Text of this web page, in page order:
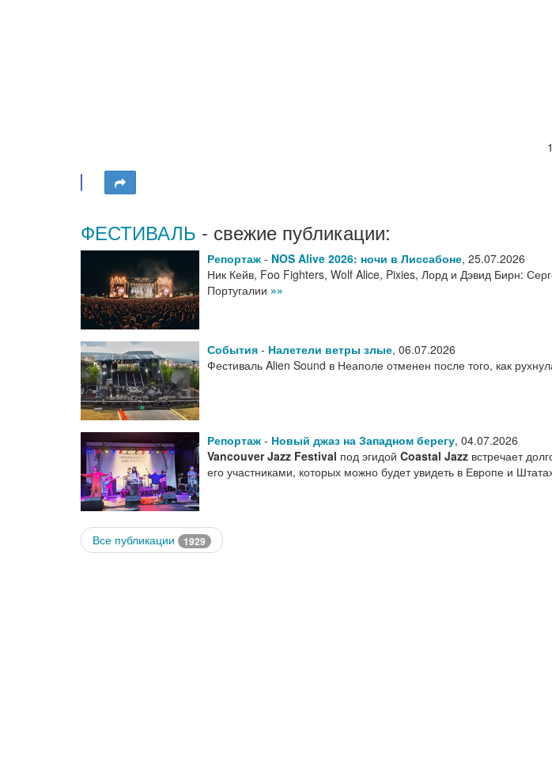
ФЕСТИВАЛЬ - свежие публикации:
Репортаж - NOS Alive 2026: ночи в Лиссабоне, 25.07.2026
Ник Кейв, Foo Fighters, Wolf Alice, Pixies, Лорд и Дэвид Бирн:
Португалии »»
События - Налетели ветры злые, 06.07.2026
Фестиваль Alien Sound в Неаполе отменен после того, как
Репортаж - Новый джаз на Западном берегу, 04.07.2026
Vancouver Jazz Festival под эгидой Coastal Jazz встречает
его участниками, которых можно будет увидеть в Европе и
Все публикации 1929